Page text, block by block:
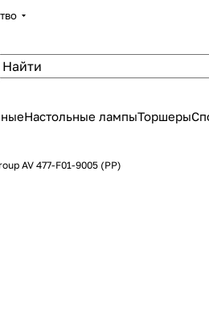
Настольные лампыТоршеры
AV 477-F01-9005 (PP)